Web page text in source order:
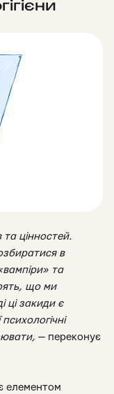
та цінностей.
в
та
що ми
ці закиди є
, — переконує
елементом